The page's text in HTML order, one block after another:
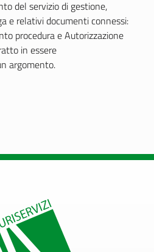
del servizio di gestione,
e relativi documenti connessi:
procedura e Autorizzazione
in essere
argomento.